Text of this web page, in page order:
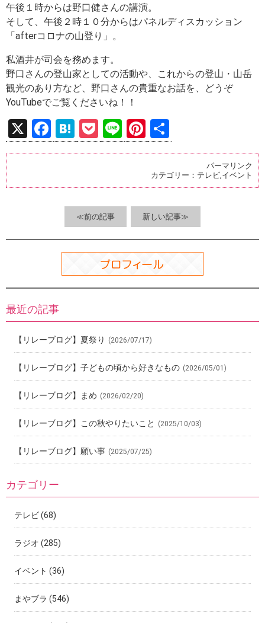
午後１時からは野口健さんの講演。
そして、午後２時１０分からはパネルディスカッション
「afterコロナの山登り」。
私酒井が司会を務めます。
野口さんの登山家としての活動や、これからの登山・山岳
観光のあり方など、野口さんの貴重なお話を、どうぞ
YouTubeでご覧くださいね！！
X
F
a
b
k
H
at
n
a
P
o
et
Li
n
Pi
nt
er
es
t
有
パーマリンク
カテゴリー： テレビ,イベント
≪前の記事 新しい記事≫
最近の記事
【リレーブログ】夏祭り (2026/07/17)
【リレーブログ】子どもの頃から好きなもの (2026/05/01)
【リレーブログ】まめ (2026/02/20)
【リレーブログ】この秋やりたいこと (2025/10/03)
【リレーブログ】願い事 (2025/07/25)
カテゴリー
テレビ(68)
ラジオ (285)
イベント (36)
まやブラ (546)